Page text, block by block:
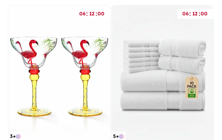
06: 12 :00
+
5
06: 12 :00
+
3